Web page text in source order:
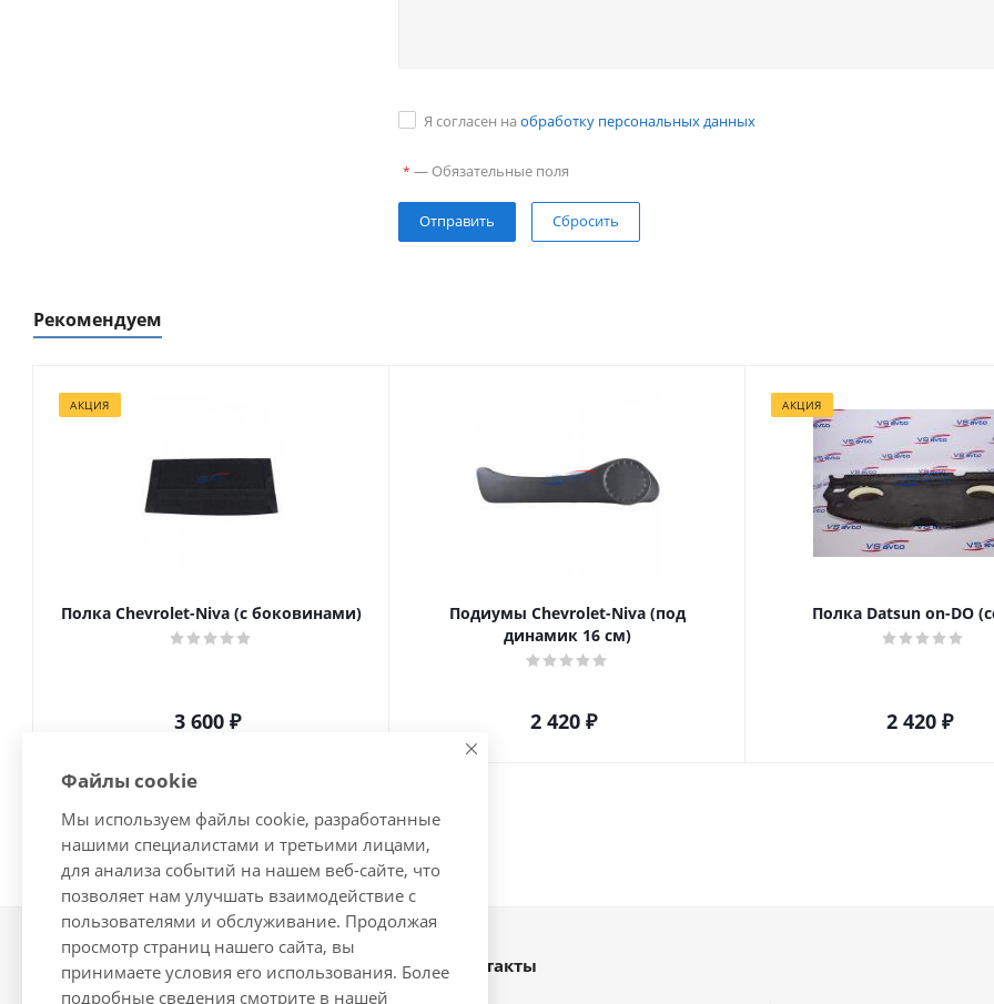
Я согласен на обработку персональных данных
* — Обязательные поля
Сбросить
Рекомендуем
АКЦИЯ
Полка Chevrolet-Niva (с боковинами)
3 600 ₽
Подиумы Chevrolet-Niva (под
динамик 16 см)
2 420 ₽
АКЦИЯ
Полка Datsun on-DO
2 420 ₽
2026 © Интернет-магазин
автозапчастей - www.vsavto.com.
Наши контакты
Файлы cookie
Мы используем файлы cookie, разработанные
нашими специалистами и третьими лицами,
для анализа событий на нашем веб-сайте, что
позволяет нам улучшать взаимодействие с
пользователями и обслуживание. Продолжая
просмотр страниц нашего сайта, вы
принимаете условия его использования. Более
подробные сведения смотрите в нашей